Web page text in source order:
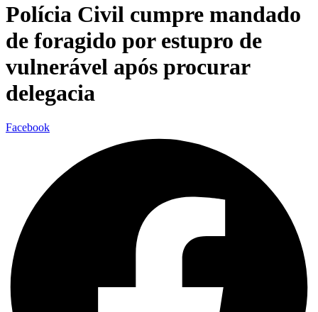
Polícia Civil cumpre mandado
de foragido por estupro de
vulnerável após procurar
delegacia
Facebook